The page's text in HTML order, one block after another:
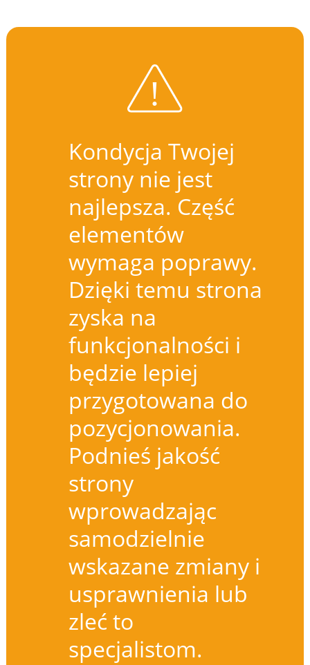
Kondycja Twojej
strony nie jest
najlepsza. Część
elementów
wymaga poprawy.
Dzięki temu strona
zyska na
funkcjonalności i
będzie lepiej
przygotowana do
pozycjonowania.
Podnieś jakość
strony
wprowadzając
samodzielnie
wskazane zmiany i
usprawnienia lub
zleć to
specjalistom.